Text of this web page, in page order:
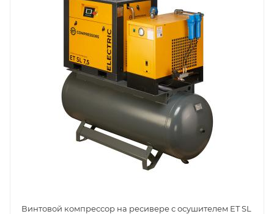
Винтовой компрессор на ресивере с осушителем ET SL